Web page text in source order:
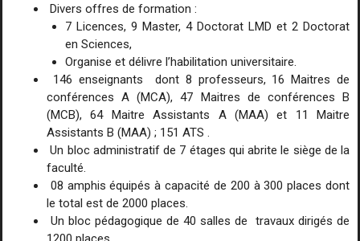
Divers offres de formation :
7 Licences, 9 Master, 4 Doctorat LMD et 2 Doctorat
en Sciences,
Organise et délivre l’habilitation universitaire.
146 enseignants dont 8 professeurs, 16 Maitres de
conférences A (MCA), 47 Maitres de conférences B
(MCB), 64 Maitre Assistants A (MAA) et 11 Maitre
Assistants B (MAA) ; 151 ATS .
Un bloc administratif de 7 étages qui abrite le siège de la
faculté.
08 amphis équipés à capacité de 200 à 300 places dont
le total est de 2000 places.
Un bloc pédagogique de 40 salles de travaux dirigés de